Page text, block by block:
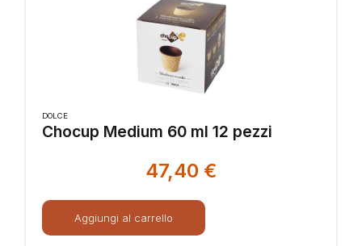
DOLCE
Chocup Medium 60 ml 12 pezzi
47,40 €
Aggiungi al carrello